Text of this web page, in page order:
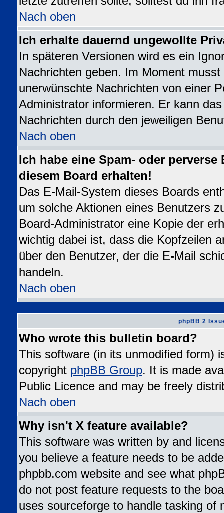
Nach oben
Ich erhalte dauernd ungewollte
In späteren Versionen wird es ein
Nachrichten geben. Im Moment
unerwünschte Nachrichten von einer
Administrator informieren. Er kann
Nachrichten durch den jeweiligen
Nach oben
Ich habe eine Spam- oder
diesem Board erhalten!
Das E-Mail-System dieses Boards
um solche Aktionen eines Benutzers
Board-Administrator eine Kopie der
wichtig dabei ist, dass die Kopfzeilen
über den Benutzer, der die E-Mail
handeln.
Nach oben
phpBB 2
Who wrote this bulletin board?
This software (in its unmodified form)
copyright phpBB Group. It is made
Public Licence and may be freely
Nach oben
Why isn't X feature available?
This software was written by and
you believe a feature needs to be
phpbb.com website and see what
do not post feature requests to the
uses sourceforge to handle tasking of